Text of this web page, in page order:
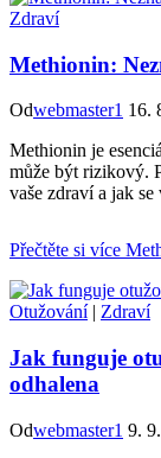
Zdraví
Methionin:
Odwebmaster1 16.
Methionin je
může být rizikový.
vaše zdraví a jak
Přečtěte si více
Otužování| Zdraví
Jak funguje
odhalena
Odwebmaster1 9.